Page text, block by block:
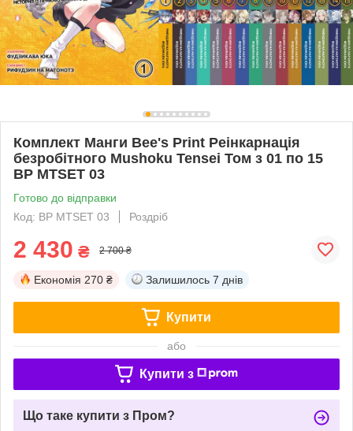
Комплект Манги Bee's Print Реінкарнація
безробітного Mushoku Tensei Том з 01 по 15
BP MTSET 03
Готово до відправки
Код: BP MTSET 03
Роздріб
2 430 ₴ 2 700 ₴
Економія 270 ₴ Залишилось 7 днів
Купити
або
Купити з
Що таке купити з Пром?